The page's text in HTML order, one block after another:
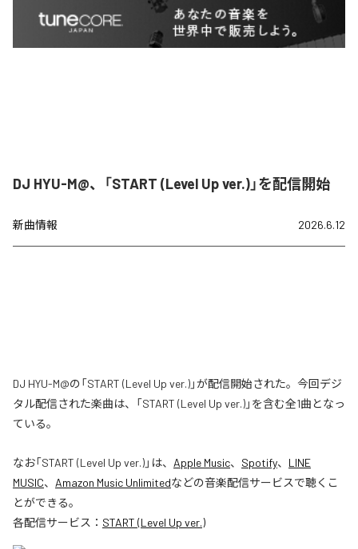
DJ HYU-M@、「START (Level Up ver.)」を配信開始
新曲情報 2026.6.12
DJ HYU-M@の「START (Level Up ver.)」が配信開始された。今回デジ
タル配信された楽曲は、「START (Level Up ver.)」を含む全1曲となっ
ている。
なお「START (Level Up ver.)」は、 Apple Music、 Spotify、 LINE
MUSIC、 Amazon Music Unlimitedなどの音楽配信サービスで聴くこ
とができる。
各配信サービス： START (Level Up ver.)